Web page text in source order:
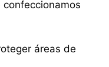
áreas de